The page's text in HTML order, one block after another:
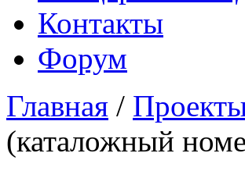
Контакты
Форум
Главная /
(каталожный